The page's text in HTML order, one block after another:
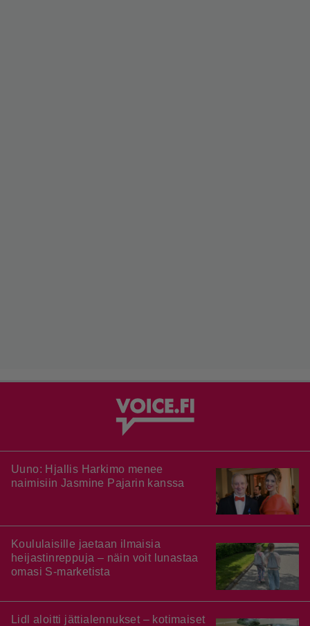
Uuno: Hjallis Harkimo menee
naimisiin Jasmine Pajarin kanssa
Koululaisille jaetaan ilmaisia
heijastinreppuja – näin voit lunastaa
omasi S-marketista
Lidl aloitti jättialennukset – kotimaiset